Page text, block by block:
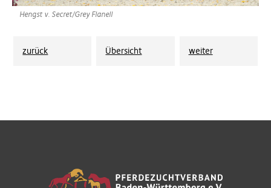
Hengst v. Secret/Grey Flanell
zurück Übersicht weiter